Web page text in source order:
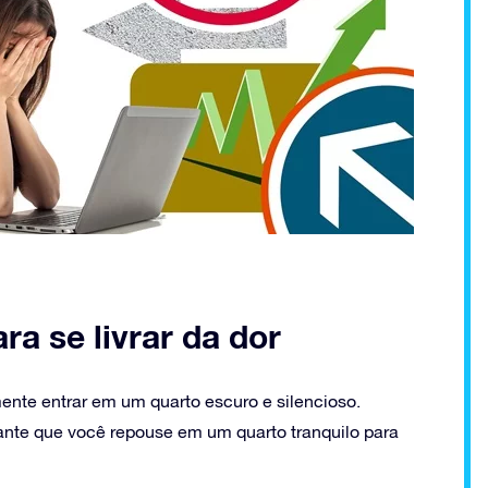
se livrar da dor
entrar em um quarto escuro e silencioso.
que você repouse em um quarto tranquilo para